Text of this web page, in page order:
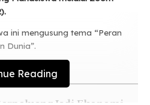
ini mengusung tema “Peran
Dunia”.
Reading